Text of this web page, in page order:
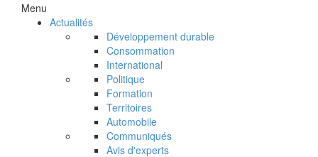
Menu
Actualités
Développement durable
Consommation
International
Politique
Formation
Territoires
Automobile
Communiqués
Avis d'experts